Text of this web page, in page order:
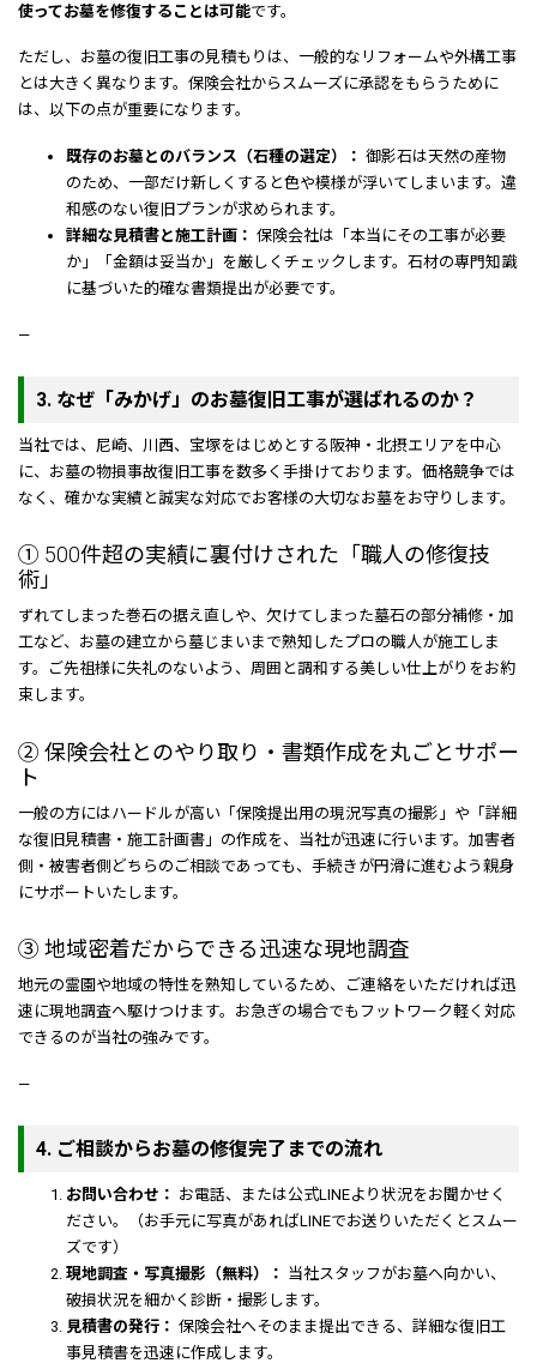
使ってお墓を修復することは可能です。
ただし、お墓の復旧工事の見積もりは、一般的なリフォームや外構工事
とは大きく異なります。保険会社からスムーズに承認をもらうために
は、以下の点が重要になります。
既存のお墓とのバランス（石種の選定）： 御影石は天然の産物
のため、一部だけ新しくすると色や模様が浮いてしまいます。違
和感のない復旧プランが求められます。
詳細な見積書と施工計画： 保険会社は「本当にその工事が必要
か」「金額は妥当か」を厳しくチェックします。石材の専門知識
に基づいた的確な書類提出が必要です。
—
3. なぜ「みかげ」のお墓復旧工事が選ばれるのか？
当社では、尼崎、川西、宝塚をはじめとする阪神・北摂エリアを中心
に、お墓の物損事故復旧工事を数多く手掛けております。価格競争では
なく、確かな実績と誠実な対応でお客様の大切なお墓をお守りします。
① 500件超の実績に裏付けされた「職人の修復技
術」
ずれてしまった巻石の据え直しや、欠けてしまった墓石の部分補修・加
工など、お墓の建立から墓じまいまで熟知したプロの職人が施工しま
す。ご先祖様に失礼のないよう、周囲と調和する美しい仕上がりをお約
束します。
② 保険会社とのやり取り・書類作成を丸ごとサポー
ト
一般の方にはハードルが高い「保険提出用の現況写真の撮影」や「詳細
な復旧見積書・施工計画書」の作成を、当社が迅速に行います。加害者
側・被害者側どちらのご相談であっても、手続きが円滑に進むよう親身
にサポートいたします。
③ 地域密着だからできる迅速な現地調査
地元の霊園や地域の特性を熟知しているため、ご連絡をいただければ迅
速に現地調査へ駆けつけます。お急ぎの場合でもフットワーク軽く対応
できるのが当社の強みです。
—
4. ご相談からお墓の修復完了までの流れ
お問い合わせ： お電話、または公式LINEより状況をお聞かせく
ださい。（お手元に写真があればLINEでお送りいただくとスムー
ズです）
現地調査・写真撮影（無料）： 当社スタッフがお墓へ向かい、
破損状況を細かく診断・撮影します。
見積書の発行： 保険会社へそのまま提出できる、詳細な復旧工
事見積書を迅速に作成します。